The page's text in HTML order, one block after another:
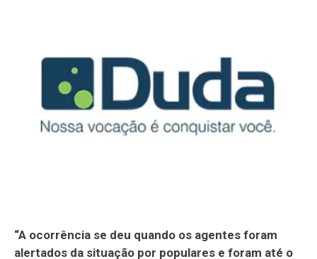
“A ocorrência se deu quando os agentes foram
alertados da situação por populares e foram até o